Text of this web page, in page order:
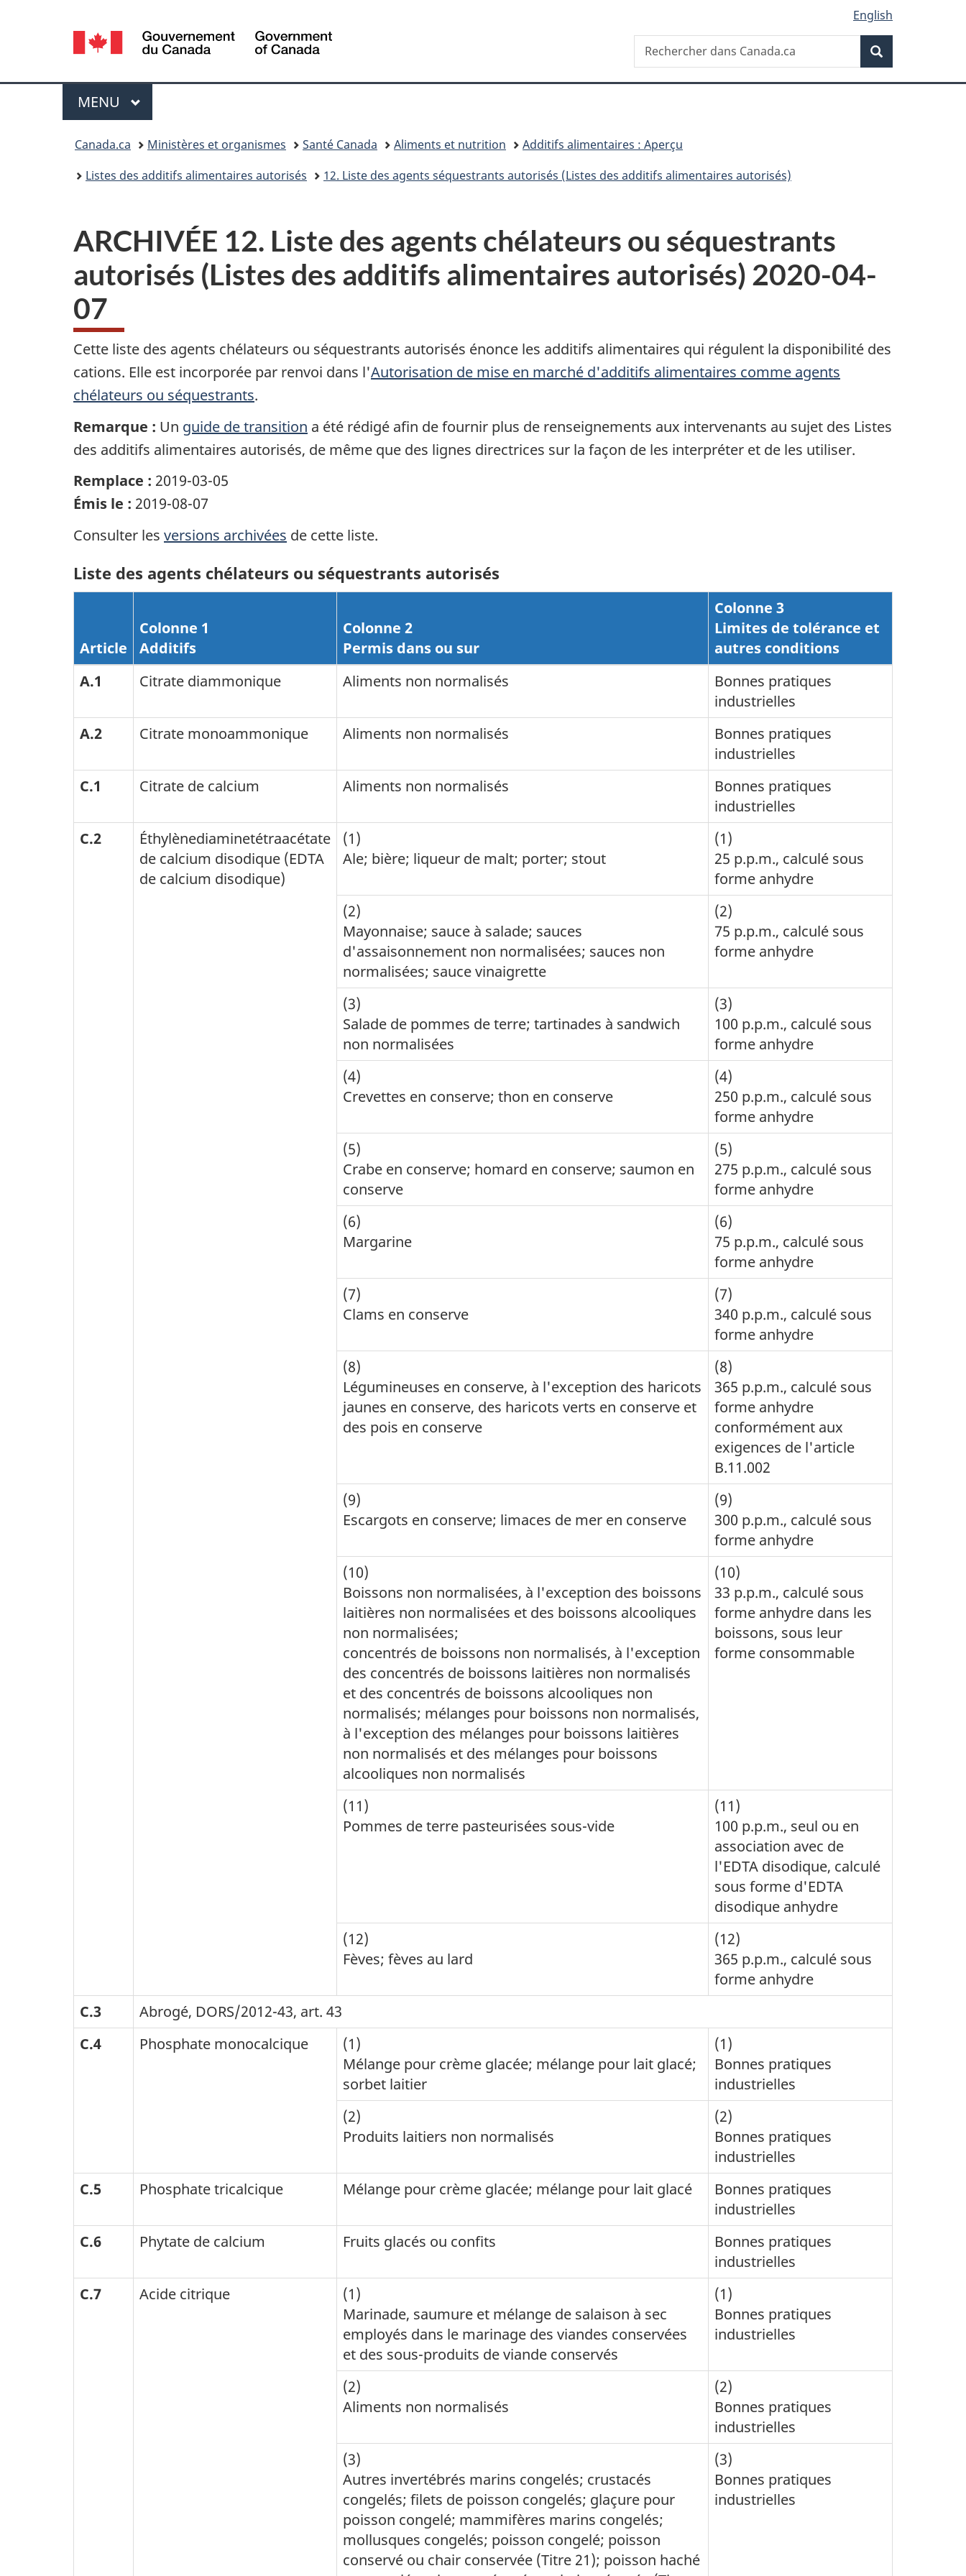
Invitations
sujet
HTML
Sélection
de
la
langue
English
Canada
Recherche
Rechercher
dans
Menu
MENU PRINCIPAL
Canada.ca Ministères et organismes Santé Canada Aliments et nutrition
Additifs alimentaires : Aperçu
Listes des additifs alimentaires autorisés
12. Liste des agents séquestrants autorisés (Listes des additifs alimentaires autorisés)
ARCHIVÉE 12. Liste des agents chélateurs ou séquestrants
autorisés (Listes des additifs alimentaires autorisés) 2020-04-
07
Cette liste des agents chélateurs ou séquestrants autorisés énonce les additifs alimentaires qui régulent la disponibilité des
cations. Elle est incorporée par renvoi dans l'Autorisation de mise en marché d'additifs alimentaires comme agents
chélateurs ou séquestrants.
Remarque : Un guide de transition a été rédigé afin de fournir plus de renseignements aux intervenants au sujet des Listes
des additifs alimentaires autorisés, de même que des lignes directrices sur la façon de les interpréter et de les utiliser.
Remplace : 2019-03-05
Émis le : 2019-08-07
Consulter les versions archivées de cette liste.
Liste des agents chélateurs ou séquestrants autorisés
Article
Colonne 1
Additifs
Colonne 2
Permis dans ou sur
Colonne 3
Limites de tolérance et
autres conditions
A.1
Citrate diammonique Aliments non normalisés
Bonnes pratiques
industrielles
A.2
Citrate monoammonique Aliments non normalisés
Bonnes pratiques
industrielles
C.1
Citrate de calcium Aliments non normalisés
Bonnes pratiques
industrielles
C.2
Éthylènediaminetétraacétate
de calcium disodique (EDTA
de calcium disodique)
(1)
Ale; bière; liqueur de malt; porter; stout
(1)
25 p.p.m., calculé sous
forme anhydre
(2)
Mayonnaise; sauce à salade; sauces
d'assaisonnement non normalisées; sauces non
normalisées; sauce vinaigrette
(2)
75 p.p.m., calculé sous
forme anhydre
(3)
Salade de pommes de terre; tartinades à sandwich
non normalisées
(3)
100 p.p.m., calculé sous
forme anhydre
(4)
Crevettes en conserve; thon en conserve
(4)
250 p.p.m., calculé sous
forme anhydre
(5)
Crabe en conserve; homard en conserve; saumon en
conserve
(5)
275 p.p.m., calculé sous
forme anhydre
(6)
Margarine
(6)
75 p.p.m., calculé sous
forme anhydre
(7)
Clams en conserve
(7)
340 p.p.m., calculé sous
forme anhydre
(8)
Légumineuses en conserve, à l'exception des haricots
jaunes en conserve, des haricots verts en conserve et
des pois en conserve
(8)
365 p.p.m., calculé sous
forme anhydre
conformément aux
exigences de l'article
B.11.002
(9)
Escargots en conserve; limaces de mer en conserve
(9)
300 p.p.m., calculé sous
forme anhydre
(10)
Boissons non normalisées, à l'exception des boissons
laitières non normalisées et des boissons alcooliques
non normalisées;
concentrés de boissons non normalisés, à l'exception
des concentrés de boissons laitières non normalisés
et des concentrés de boissons alcooliques non
normalisés; mélanges pour boissons non normalisés,
à l'exception des mélanges pour boissons laitières
non normalisés et des mélanges pour boissons
alcooliques non normalisés
(10)
33 p.p.m., calculé sous
forme anhydre dans les
boissons, sous leur
forme consommable
(11)
Pommes de terre pasteurisées sous-vide
(11)
100 p.p.m., seul ou en
association avec de
l'EDTA disodique, calculé
sous forme d'EDTA
disodique anhydre
(12)
Fèves; fèves au lard
(12)
365 p.p.m., calculé sous
forme anhydre
C.3
Abrogé, DORS/2012-43, art. 43
C.4
Phosphate monocalcique
(1)
Mélange pour crème glacée; mélange pour lait glacé;
sorbet laitier
(1)
Bonnes pratiques
industrielles
(2)
Produits laitiers non normalisés
(2)
Bonnes pratiques
industrielles
C.5
Phosphate tricalcique Mélange pour crème glacée; mélange pour lait glacé
Bonnes pratiques
industrielles
C.6
Phytate de calcium Fruits glacés ou confits
Bonnes pratiques
industrielles
C.7
Acide citrique
(1)
Marinade, saumure et mélange de salaison à sec
employés dans le marinage des viandes conservées
et des sous-produits de viande conservés
(1)
Bonnes pratiques
industrielles
(2)
Aliments non normalisés
(2)
Bonnes pratiques
industrielles
(3)
Autres invertébrés marins congelés; crustacés
congelés; filets de poisson congelés; glaçure pour
poisson congelé; mammifères marins congelés;
mollusques congelés; poisson congelé; poisson
conservé ou chair conservée (Titre 21); poisson haché
(3)
Bonnes pratiques
industrielles